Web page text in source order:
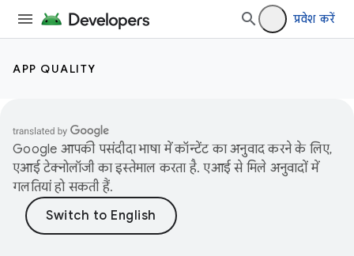
प्रवेश करें
APP QUALITY
Google आपकी पसंदीदा भाषा में कॉन्टेंट का अनुवाद करने के लिए,
एआई टेक्नोलॉजी का इस्तेमाल करता है. एआई से मिले अनुवादों में
गलतियां हो सकती हैं.